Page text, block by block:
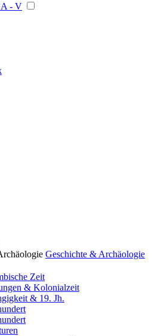
A - V
Geschichte & Archäologie
Zeit
& Kolonialzeit
& 19. Jh.